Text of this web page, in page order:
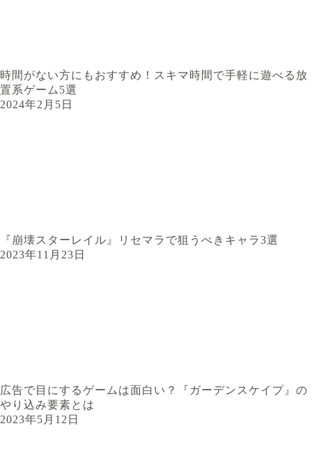
時間がない方にもおすすめ！スキマ時間で手軽に遊べる放
置系ゲーム5選
2024年2月5日
『崩壊スターレイル』リセマラで狙うべきキャラ3選
2023年11月23日
広告で目にするゲームは面白い？『ガーデンスケイプ』の
やり込み要素とは
2023年5月12日